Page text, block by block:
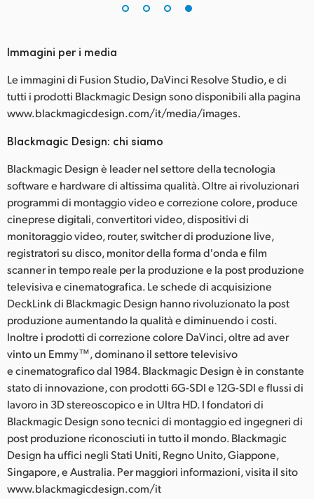
Immagini per i media
Le immagini di Fusion Studio, DaVinci Resolve Studio, e di
tutti i prodotti Blackmagic Design sono disponibili alla pagina
www.blackmagicdesign.com/it/media/images.
Blackmagic Design: chi siamo
Blackmagic Design è leader nel settore della tecnologia
software e hardware di altissima qualità. Oltre ai rivoluzionari
programmi di montaggio video e correzione colore, produce
cineprese digitali, convertitori video, dispositivi di
monitoraggio video, router, switcher di produzione live,
registratori su disco, monitor della forma d'onda e film
scanner in tempo reale per la produzione e la post produzione
televisiva e cinematografica. Le schede di acquisizione
DeckLink di Blackmagic Design hanno rivoluzionato la post
produzione aumentando la qualità e diminuendo i costi.
Inoltre i prodotti di correzione colore DaVinci, oltre ad aver
vinto un Emmy™, dominano il settore televisivo
e cinematografico dal 1984. Blackmagic Design è in constante
stato di innovazione, con prodotti 6G-SDI e 12G-SDI e flussi di
lavoro in 3D stereoscopico e in Ultra HD. I fondatori di
Blackmagic Design sono tecnici di montaggio ed ingegneri di
post produzione riconosciuti in tutto il mondo. Blackmagic
Design ha uffici negli Stati Uniti, Regno Unito, Giappone,
Singapore, e Australia. Per maggiori informazioni, visita il sito
www.blackmagicdesign.com/it